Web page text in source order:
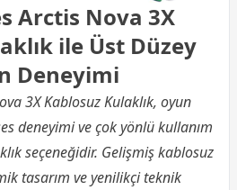
Arctis Nova 3X
ile Üst Düzey
Deneyimi
3X Kablosuz Kulaklık, oyun
deneyimi ve çok yönlü kullanım
seçeneğidir. Gelişmiş kablosuz
tasarım ve yenilikçi teknik